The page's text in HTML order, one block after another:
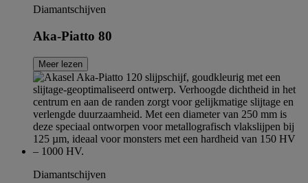
Diamantschijven
Aka-Piatto 80
Meer lezen
Diamantschijven